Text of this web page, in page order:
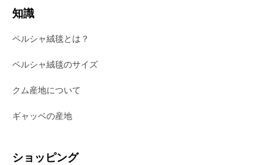
知識
ペルシャ絨毯とは？
ペルシャ絨毯のサイズ
クム産地について
ギャッベの産地
ショッピング